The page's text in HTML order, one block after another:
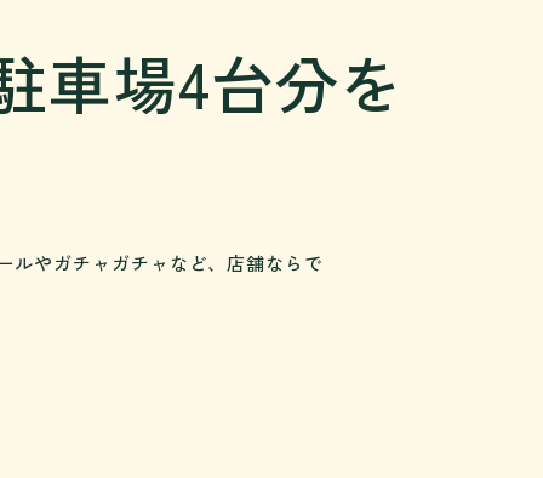
車場4台分を
ルやガチャガチャなど、店舗ならで